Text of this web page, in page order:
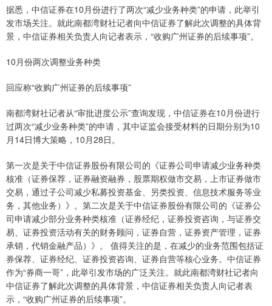
据悉，中信证券在10月份进行了两次“减少业务种类”的申请，此举引
发市场关注。就此南都湾财社记者向中信证券了解此次调整的具体背
景，中信证券相关负责人向记者表示，“收购广州证券的后续事项”。
10月份两次调整业务种类
回应称“收购广州证券的后续事项”
南都湾财社记者从“审批进度公示”查询发现，中信证券在10月份进行
过两次“减少业务种类”的申请，其中证监会接受材料的日期分别为10
月14日博大策略，10月28日。
第一次是关于中信证券股份有限公司的《证券公司申请减少业务种类
核准（证券保荐，证券融资融券，股票期权做市交易，上市证券做市
交易，通过子公司减少私募投资基金、另类投资、信息技术服务等业
务，其他业务）》。第二次是关于中信证券股份有限公司的《证券公
司申请减少部分业务种类核准（证券经纪，证券投资咨询，与证券交
易、证券投资活动有关的财务顾问，证券自营，证券资产管理，证券
承销，代销金融产品）》。 值得关注的是，在减少的业务范围包括证
券保荐、证券经纪、证券投资咨询、证券自营等核心业务。中信证券
作为“券商一哥”，此举引发市场的广泛关注。就此南都湾财社记者向
中信证券了解此次调整的具体背景，中信证券相关负责人向记者表
示，“收购广州证券的后续事项”。